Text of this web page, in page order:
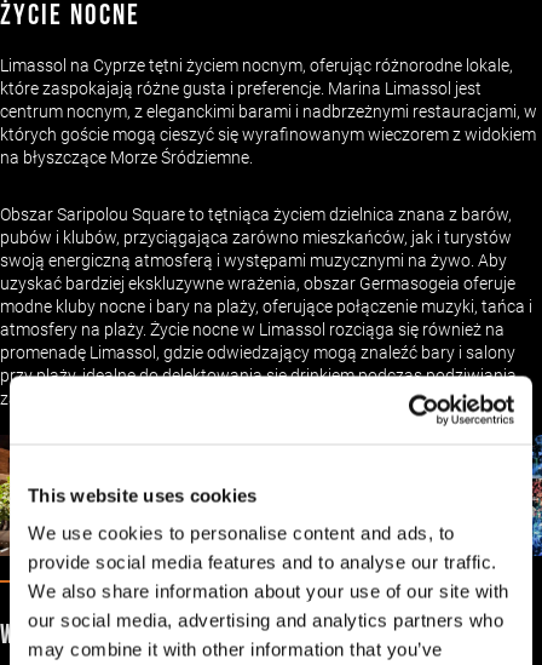
This website uses cookies
We use cookies to personalise content and ads, to
provide social media features and to analyse our traffic.
We also share information about your use of our site with
our social media, advertising and analytics partners who
may combine it with other information that you’ve
ŻYCIE NOCNE
Limassol na Cyprze tętni życiem nocnym, oferując różnorodne lokale,
które zaspokajają różne gusta i preferencje. Marina Limassol jest
centrum nocnym, z eleganckimi barami i nadbrzeżnymi restauracjami, w
których goście mogą cieszyć się wyrafinowanym wieczorem z widokiem
na błyszczące Morze Śródziemne.
Obszar Saripolou Square to tętniąca życiem dzielnica znana z barów,
pubów i klubów, przyciągająca zarówno mieszkańców, jak i turystów
swoją energiczną atmosferą i występami muzycznymi na żywo. Aby
uzyskać bardziej ekskluzywne wrażenia, obszar Germasogeia oferuje
modne kluby nocne i bary na plaży, oferujące połączenie muzyki, tańca i
atmosfery na plaży. Życie nocne w Limassol rozciąga się również na
promenadę Limassol, gdzie odwiedzający mogą znaleźć bary i salony
przy plaży, idealne do delektowania się drinkiem podczas podziwiania
zapierających dech w piersiach widoków.
WIĘCEJ MIŁOŚNIKÓW MIASTA